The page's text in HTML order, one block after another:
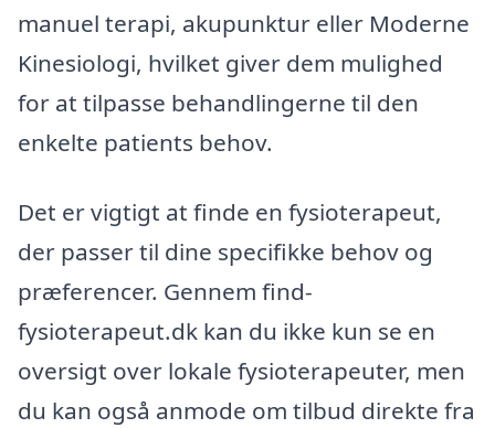
manuel terapi, akupunktur eller Moderne
Kinesiologi, hvilket giver dem mulighed
for at tilpasse behandlingerne til den
enkelte patients behov.
Det er vigtigt at finde en fysioterapeut,
der passer til dine specifikke behov og
præferencer. Gennem find-
fysioterapeut.dk kan du ikke kun se en
oversigt over lokale fysioterapeuter, men
du kan også anmode om tilbud direkte fra